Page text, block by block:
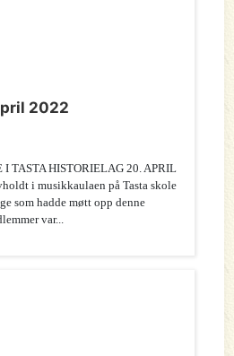
2022
HISTORIELAG 20. APRIL
i musikkaulaen på Tasta skole
som hadde møtt opp denne
var...